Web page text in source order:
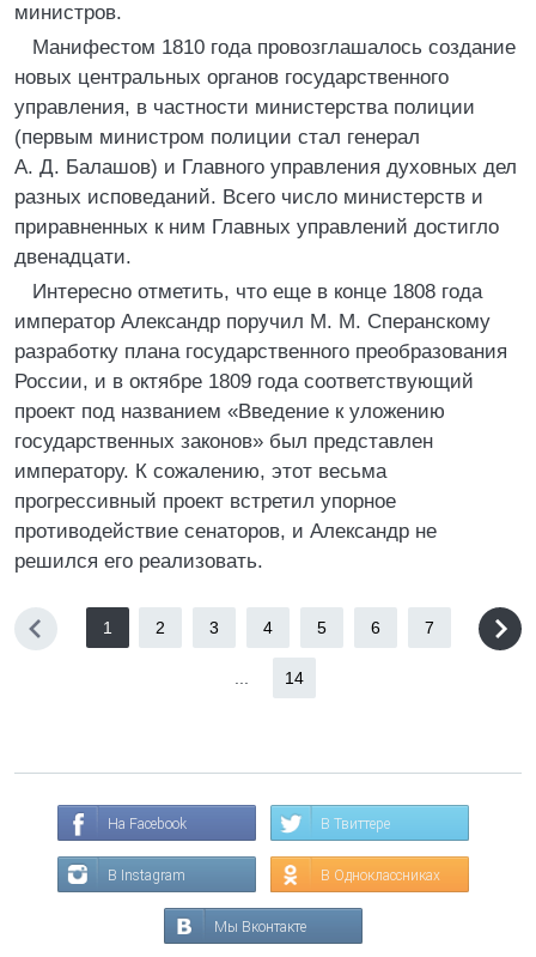
министров.
Манифестом 1810 года провозглашалось создание
новых центральных органов государственного
управления, в частности министерства полиции
(первым министром полиции стал генерал
А. Д. Балашов) и Главного управления духовных дел
разных исповеданий. Всего число министерств и
приравненных к ним Главных управлений достигло
двенадцати.
Интересно отметить, что еще в конце 1808 года
император Александр поручил М. М. Сперанскому
разработку плана государственного преобразования
России, и в октябре 1809 года соответствующий
проект под названием «Введение к уложению
государственных законов» был представлен
императору. К сожалению, этот весьма
прогрессивный проект встретил упорное
противодействие сенаторов, и Александр не
решился его реализовать.
1 2 3 4 5 6 7
14
На Facebook В Твиттере
В Instagram В Одноклассниках
Мы Вконтакте